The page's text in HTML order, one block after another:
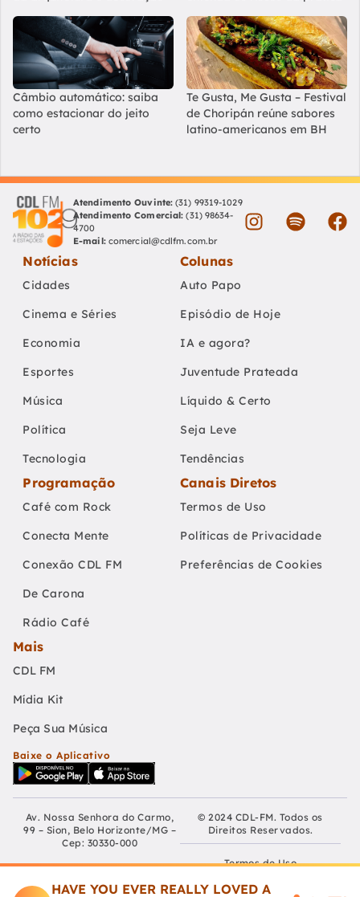
HAVE YOU EVER REALLY LOVED A
Câmbio automático: saiba
como estacionar do jeito
certo
Te Gusta, Me Gusta – Festival
de Choripán reúne sabores
latino-americanos em BH
Atendimento Ouvinte: (31) 99319-1029
Atendimento Comercial: (31) 98634-
4700
E-mail: comercial@cdlfm.com.br
Notícias
Cidades
Cinema e Séries
Economia
Esportes
Música
Política
Tecnologia
Colunas
Auto Papo
Episódio de Hoje
IA e agora?
Juventude Prateada
Líquido & Certo
Seja Leve
Tendências
Programação
Café com Rock
Conecta Mente
Conexão CDL FM
De Carona
Rádio Café
Canais Diretos
Termos de Uso
Políticas de Privacidade
Preferências de Cookies
Mais
CDL FM
Mídia Kit
Peça Sua Música
Baixe o Aplicativo
Av. Nossa Senhora do Carmo,
99 – Sion, Belo Horizonte/MG –
Cep: 30330-000
Fundação Educativa Cultural
de Belo Horizonte
© 2024 CDL-FM. Todos os
Direitos Reservados.
Termos de Uso
Políticas de Privacidade